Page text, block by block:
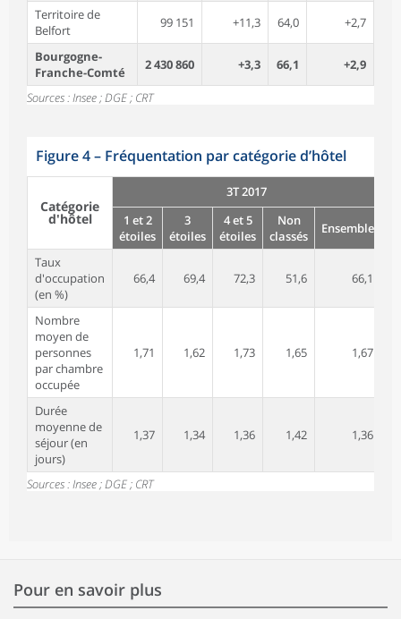
Territoire de
Belfort
99 151 +11,3 64,0 +2,7
Bourgogne-
Franche-Comté
2 430 860 +3,3 66,1 +2,9
Sources : Insee ; DGE ; CRT
Figure 4– Fréquentation par catégorie d’hôtel
Catégorie
d'hôtel
3T 2017
1 et 2
étoiles
3
étoiles
4 et 5
étoiles
Non
classés
Ensemble
Taux
d'occupation
(en %)
66,4 69,4 72,3 51,6 66,1
Nombre
moyen de
personnes
par chambre
occupée
1,71 1,62 1,73 1,65 1,67
Durée
moyenne de
séjour (en
jours)
1,37 1,34 1,36 1,42 1,36
Sources : Insee ; DGE ; CRT
Pour en savoir plus